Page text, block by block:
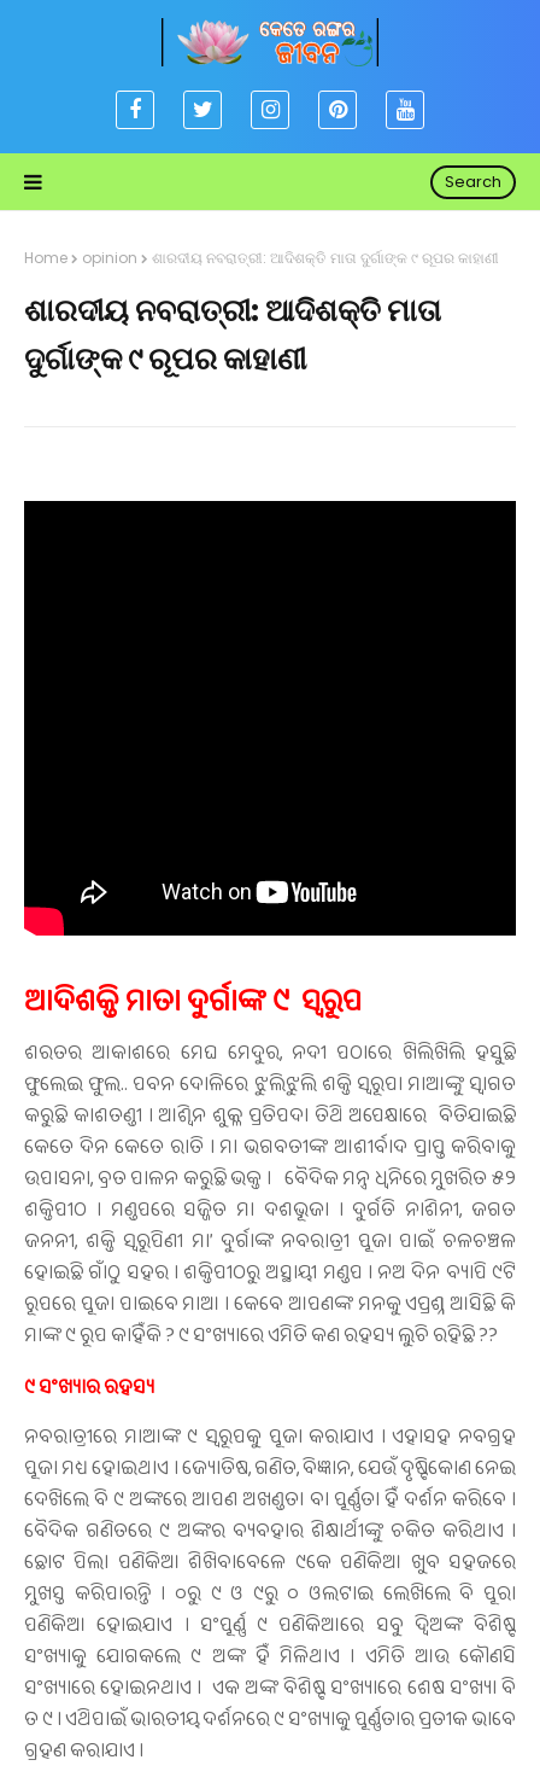
Search
Home opinion ଶାରଦୀୟ ନବରାତ୍ରୀ: ଆଦିଶକ୍ତି ମାତା ଦୁର୍ଗାଙ୍କ ୯ ରୂପର କାହାଣୀ
ଶାରଦୀୟ ନବରାତ୍ରୀ: ଆଦିଶକ୍ତି ମାତା
ଦୁର୍ଗାଙ୍କ ୯ ରୂପର କାହାଣୀ
ଆଦିଶକ୍ତି ମାତା ଦୁର୍ଗାଙ୍କ ୯ ସ୍ୱରୂପ
ଶରତର ଆକାଶରେ ମେଘ ମେଦୁର, ନଦୀ ପଠାରେ ଖିଲିଖିଲି ହସୁଛି
ଫୁଲେଇ ଫୁଲ.. ପବନ ଦୋଳିରେ ଝୁଲିଝୁଲି ଶକ୍ତି ସ୍ବରୂପା ମାଆଙ୍କୁ ସ୍ୱାଗତ
କରୁଛି କାଶତଣ୍ଡୀ । ଆଶ୍ବିନ ଶୁକ୍ଳ ପ୍ରତିପଦା ତିଥି ଅପେକ୍ଷାରେ ବିତିଯାଇଛି
କେତେ ଦିନ କେତେ ରାତି । ମା ଭଗବତୀଙ୍କ ଆଶୀର୍ବାଦ ପ୍ରାପ୍ତ କରିବାକୁ
ଉପାସନା, ବ୍ରତ ପାଳନ କରୁଛି ଭକ୍ତ । ବୈଦିକ ମନ୍ତ୍ର ଧ୍ବନିରେ ମୁଖରିତ ୫୨
ଶକ୍ତିପୀଠ । ମଣ୍ଡପରେ ସଜ୍ଜିତ ମା ଦଶଭୂଜା । ଦୁର୍ଗତି ନାଶିନୀ, ଜଗତ
ଜନନୀ, ଶକ୍ତି ସ୍ବରୂପିଣୀ ମା’ ଦୁର୍ଗାଙ୍କ ନବରାତ୍ରୀ ପୂଜା ପାଇଁ ଚଳଚଞ୍ଚଳ
ହୋଇଛି ଗାଁଠୁ ସହର । ଶକ୍ତିପୀଠରୁ ଅସ୍ଥାୟୀ ମଣ୍ଡପ । ନଅ ଦିନ ବ୍ୟାପି ୯ଟି
ରୂପରେ ପୂଜା ପାଇବେ ମାଆ । କେବେ ଆପଣଙ୍କ ମନକୁ ଏପ୍ରଶ୍ନ ଆସିଛି କି
ମାଙ୍କ ୯ ରୂପ କାହିଁକି ? ୯ ସଂଖ୍ୟାରେ ଏମିତି କଣ ରହସ୍ୟ ଲୁଚି ରହିଛି ??
୯ ସଂଖ୍ୟାର ରହସ୍ୟ
ନବରାତ୍ରୀରେ ମାଆଙ୍କ ୯ ସ୍ବରୂପକୁ ପୂଜା କରାଯାଏ । ଏହାସହ ନବଗ୍ରହ
ପୂଜା ମଧ୍ୟ ହୋଇଥାଏ । ଜ୍ୟୋତିଷ, ଗଣିତ, ବିଜ୍ଞାନ, ଯେଉଁ ଦୃଷ୍ଟିକୋଣ ନେଇ
ଦେଖିଲେ ବି ୯ ଅଙ୍କରେ ଆପଣ ଅଖଣ୍ଡତା ବା ପୂର୍ଣ୍ଣତା ହିଁ ଦର୍ଶନ କରିବେ ।
ବୈଦିକ ଗଣିତରେ ୯ ଅଙ୍କର ବ୍ୟବହାର ଶିକ୍ଷାର୍ଥୀଙ୍କୁ ଚକିତ କରିଥାଏ ।
ଛୋଟ ପିଲା ପଣିକିଆ ଶିଖିବାବେଳେ ୯କେ ପଣିକିଆ ଖୁବ ସହଜରେ
ମୁଖସ୍ତ କରିପାରନ୍ତି । ୦ରୁ ୯ ଓ ୯ରୁ ୦ ଓଲଟାଇ ଲେଖିଲେ ବି ପୂରା
ପଣିକିଆ ହୋଇଯାଏ । ସଂପୂର୍ଣ୍ଣ ୯ ପଣିକିଆରେ ସବୁ ଦ୍ବିଅଙ୍କ ବିଶିଷ୍ଟ
ସଂଖ୍ୟାକୁ ଯୋଗକଲେ ୯ ଅଙ୍କ ହିଁ ମିଳିଥାଏ । ଏମିତି ଆଉ କୌଣସି
ସଂଖ୍ୟାରେ ହୋଇନଥାଏ । ଏକ ଅଙ୍କ ବିଶିଷ୍ଟ ସଂଖ୍ୟାରେ ଶେଷ ସଂଖ୍ୟା ବି
ତ ୯ । ଏଥିପାଇଁ ଭାରତୀୟ ଦର୍ଶନରେ ୯ ସଂଖ୍ୟାକୁ ପୂର୍ଣ୍ଣତାର ପ୍ରତୀକ ଭାବେ
ଗ୍ରହଣ କରାଯାଏ ।